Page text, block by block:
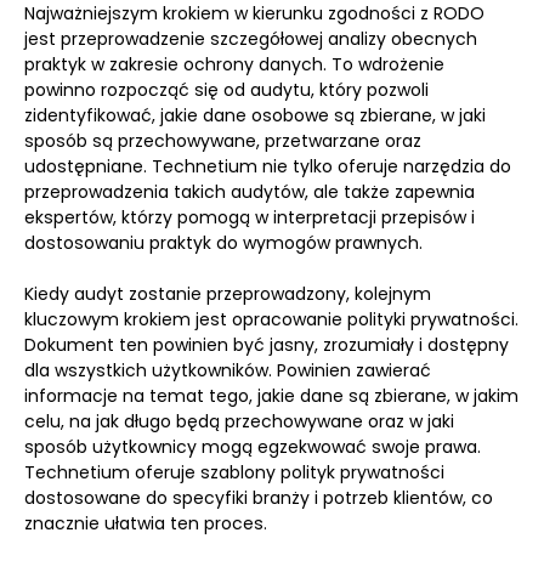
Najważniejszym krokiem w kierunku zgodności z RODO
jest przeprowadzenie szczegółowej analizy obecnych
praktyk w zakresie ochrony danych. To wdrożenie
powinno rozpocząć się od audytu, który pozwoli
zidentyfikować, jakie dane osobowe są zbierane, w jaki
sposób są przechowywane, przetwarzane oraz
udostępniane. Technetium nie tylko oferuje narzędzia do
przeprowadzenia takich audytów, ale także zapewnia
ekspertów, którzy pomogą w interpretacji przepisów i
dostosowaniu praktyk do wymogów prawnych.
Kiedy audyt zostanie przeprowadzony, kolejnym
kluczowym krokiem jest opracowanie polityki prywatności.
Dokument ten powinien być jasny, zrozumiały i dostępny
dla wszystkich użytkowników. Powinien zawierać
informacje na temat tego, jakie dane są zbierane, w jakim
celu, na jak długo będą przechowywane oraz w jaki
sposób użytkownicy mogą egzekwować swoje prawa.
Technetium oferuje szablony polityk prywatności
dostosowane do specyfiki branży i potrzeb klientów, co
znacznie ułatwia ten proces.